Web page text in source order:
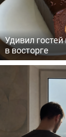
Удивил
в восторге